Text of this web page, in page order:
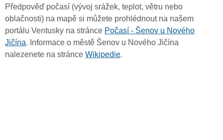
Předpověď počasí (vývoj srážek, teplot, větru nebo
oblačnosti) na mapě si můžete prohlédnout na našem
portálu Ventusky na stránce Počasí - Šenov u Nového
Jičína. Informace o městě Šenov u Nového Jičína
nalezenete na stránce Wikipedie.